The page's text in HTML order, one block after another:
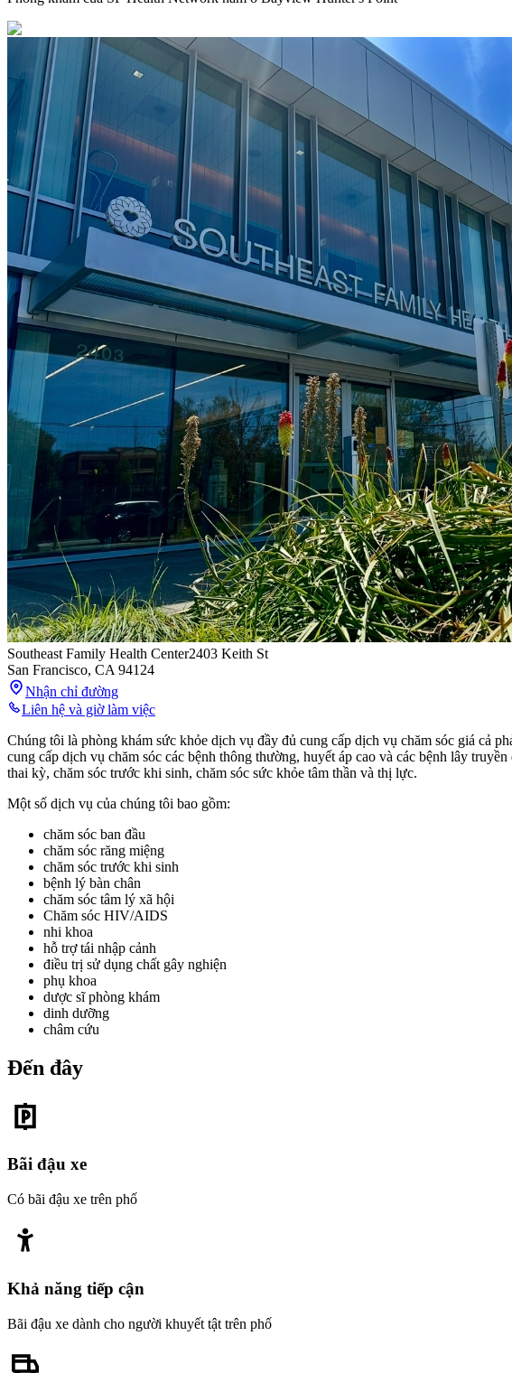
Southeast Family Health Center2403 Keith St
San Francisco, CA 94124
Nhận chỉ đường
Liên hệ và giờ làm việc
Chúng tôi là phòng khám sức khỏe dịch vụ đầy đủ cung cấp dịch vụ chăm sóc giá cả
cung cấp dịch vụ chăm sóc các bệnh thông thường, huyết áp cao và các bệnh lây
thai kỳ, chăm sóc trước khi sinh, chăm sóc sức khỏe tâm thần và thị lực.
Một số dịch vụ của chúng tôi bao gồm:
chăm sóc ban đầu
chăm sóc răng miệng
chăm sóc trước khi sinh
bệnh lý bàn chân
chăm sóc tâm lý xã hội
Chăm sóc HIV/AIDS
nhi khoa
hỗ trợ tái nhập cảnh
điều trị sử dụng chất gây nghiện
phụ khoa
dược sĩ phòng khám
dinh dưỡng
châm cứu
Đến đây
Bãi đậu xe
Có bãi đậu xe trên phố
Khả năng tiếp cận
Bãi đậu xe dành cho người khuyết tật trên phố